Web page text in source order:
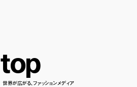
top
世界が広がる、ファッションメディア